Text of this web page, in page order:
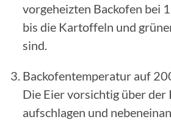
vorgeheizten Backofen bei
bis die Kartoffeln und
sind.
Backofentemperatur auf
Die Eier vorsichtig über der
aufschlagen und